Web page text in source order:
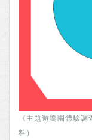
《主題遊樂園體驗
料）